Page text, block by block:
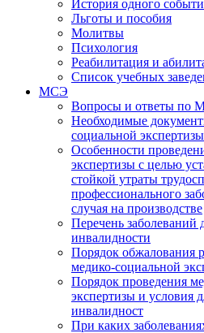
История одного
Льготы и пособия
Молитвы
Психология
Реабилитация и
Список учебных
МСЭ
Вопросы и ответы по
Необходимые
социальной экспертизы
Особенности
экспертизы с целью
стойкой утраты
профессионального
случая на производстве
Перечень заболеваний
инвалидности
Порядок обжалования
медико-социальной
Порядок проведения
экспертизы и условия
инвалидност
При каких